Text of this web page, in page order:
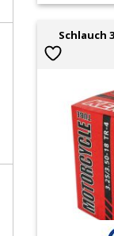
Schlauch